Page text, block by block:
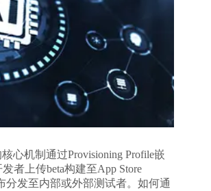
心机制通过Provisioning Profile嵌
者上传beta构建至App Store
分发至内部或外部测试者。 如何通